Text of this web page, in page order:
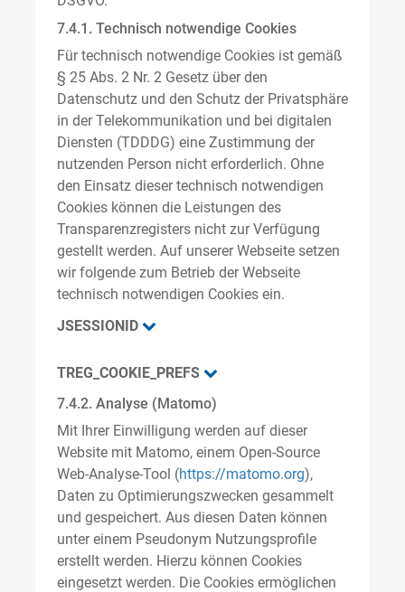
7.4.1. Technisch notwendige Cookies
Für technisch notwendige Cookies ist gemäß
§ 25 Abs. 2 Nr. 2 Gesetz über den
Datenschutz und den Schutz der Privatsphäre
in der Telekommunikation und bei digitalen
Diensten (TDDDG) eine Zustimmung der
nutzenden Person nicht erforderlich. Ohne
den Einsatz dieser technisch notwendigen
Cookies können die Leistungen des
Transparenzregisters nicht zur Verfügung
gestellt werden. Auf unserer Webseite setzen
wir folgende zum Betrieb der Webseite
technisch notwendigen Cookies ein.
JSESSIONID
TREG_COOKIE_PREFS
7.4.2. Analyse (Matomo)
Mit Ihrer Einwilligung werden auf dieser
Website mit Matomo, einem Open-Source
Web-Analyse-Tool (https://matomo.org),
Daten zu Optimierungszwecken gesammelt
und gespeichert. Aus diesen Daten können
unter einem Pseudonym Nutzungsprofile
erstellt werden. Hierzu können Cookies
eingesetzt werden. Die Cookies ermöglichen